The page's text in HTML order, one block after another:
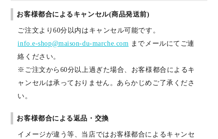
お客様都合によるキャンセル(商品発送前)
ご注文より60分以内はキャンセル可能です。
info.e-shop@maison-du-marche.com までメールにてご連
絡ください。
※ご注文から60分以上過ぎた場合、お客様都合によるキ
ャンセルは承っておりません。あらかじめご了承くださ
い。
お客様都合による返品・交換
イメージが違う等、当店ではお客様都合によるキャンセ